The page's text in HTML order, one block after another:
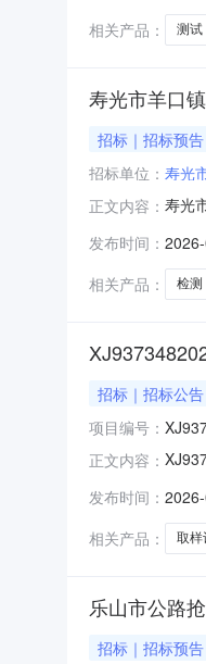
相关产品：
测试
寿光市羊口
招标｜招标预告
招标单位： 寿光
正文内容： 寿光
沟渠
发布时间：
相关产品：
检测
招标｜招标公告
项目编号：
正文内容：
（A-
发布时间：
相关产品：
取样
乐山市公路
招标｜招标预告